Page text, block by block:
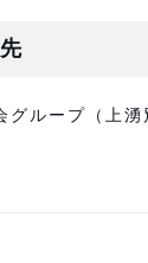
グループ（上湧